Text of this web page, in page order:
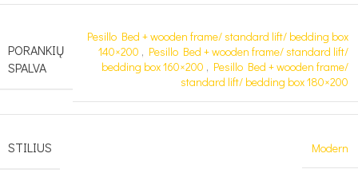
PORANKIŲ
SPALVA
Pesillo Bed + wooden frame/ standard lift/ bedding box
140×200 , Pesillo Bed + wooden frame/ standard lift/
bedding box 160×200 , Pesillo Bed + wooden frame/
standard lift/ bedding box 180×200
STILIUS Modern